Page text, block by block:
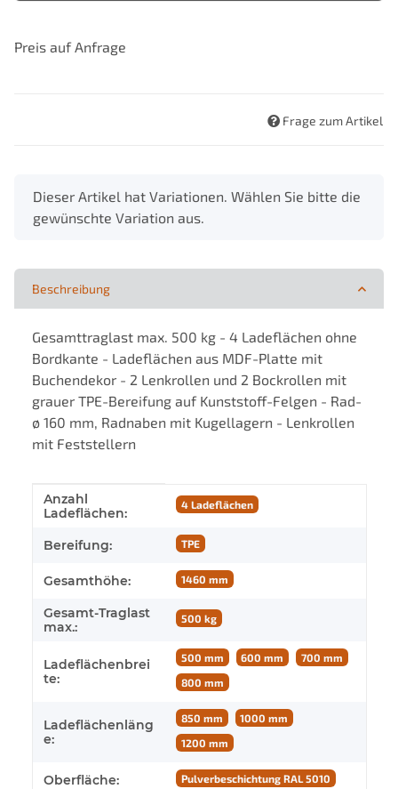
Preis auf Anfrage
Frage zum Artikel
x
Dieser Artikel hat Variationen. Wählen Sie bitte die
gewünschte Variation aus.
Beschreibung
Gesamttraglast max. 500 kg - 4 Ladeflächen ohne
Bordkante - Ladeflächen aus MDF-Platte mit
Buchendekor - 2 Lenkrollen und 2 Bockrollen mit
grauer TPE-Bereifung auf Kunststoff-Felgen - Rad-
ø 160 mm, Radnaben mit Kugellagern - Lenkrollen
mit Feststellern
Produkteigenschaft
Wert
Anzahl
Ladeflächen:
4 Ladeflächen
Bereifung: TPE
Gesamthöhe: 1460 mm
Gesamt-Traglast
max.:
500 kg
Ladeflächenbrei
te:
500 mm 600 mm
700 mm
800 mm
Ladeflächenläng
e:
850 mm
1000 mm
1200 mm
Oberfläche: Pulverbeschichtung RAL 5010